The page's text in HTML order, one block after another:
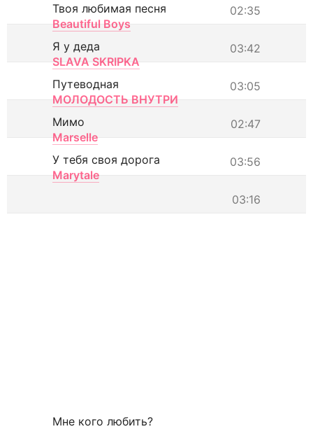
02:35
Твоя любимая песня
Beautiful Boys
03:42
Я у деда
SLAVA SKRIPKA
03:05
Путеводная
МОЛОДОСТЬ ВНУТРИ
02:47
Мимо
Marselle
03:56
У тебя своя дорога
Marytale
03:16
Мне кого любить?